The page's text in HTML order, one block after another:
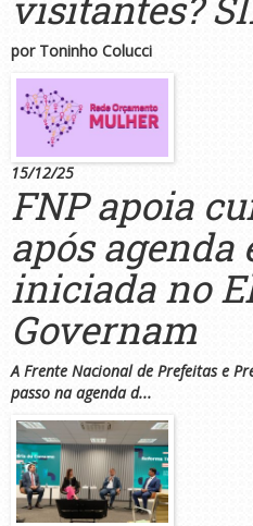
por Toninho Colucci
15/12/25
FNP apoia
após agenda
iniciada no
Governam
A Frente Nacional de Prefeitas e
passo na agenda d...